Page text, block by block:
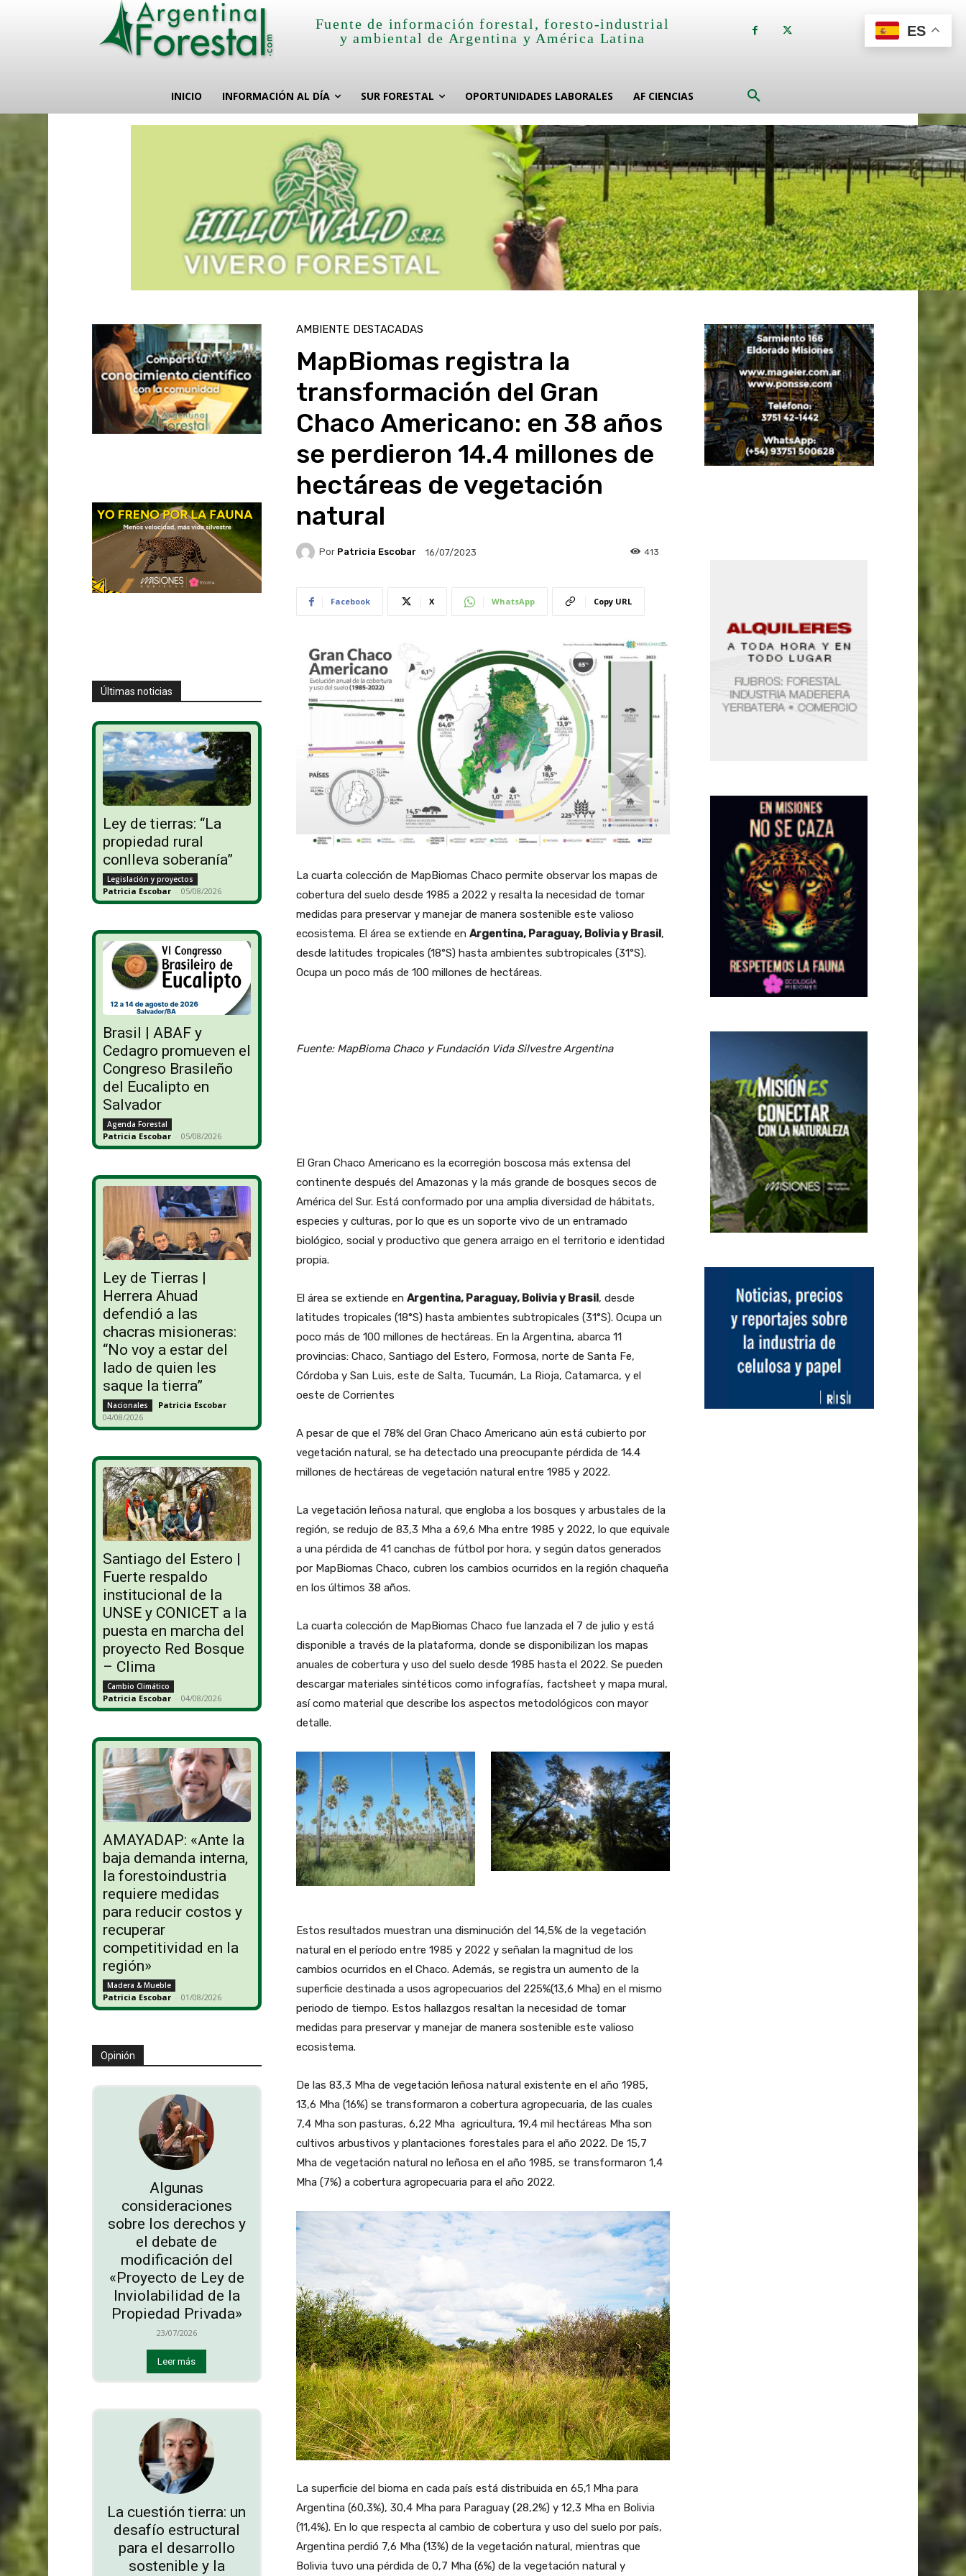
Fuente de información forestal, foresto-industrial
y ambiental de Argentina y América Latina
INICIO INFORMACIÓN AL DÍA SUR FORESTAL OPORTUNIDADES LABORALES AF CIENCIAS
Últimas noticias
Ley de tierras: “La
propiedad rural
conlleva soberanía”
Legislación y proyectos
Patricia Escobar - 05/08/2026
Brasil | ABAF y
Cedagro promueven el
Congreso Brasileño
del Eucalipto en
Salvador
Agenda Forestal
Patricia Escobar - 05/08/2026
Ley de Tierras |
Herrera Ahuad
defendió a las
chacras misioneras:
“No voy a estar del
lado de quien les
saque la tierra”
Nacionales Patricia Escobar -
04/08/2026
Santiago del Estero |
Fuerte respaldo
institucional de la
UNSE y CONICET a la
puesta en marcha del
proyecto Red Bosque
– Clima
Cambio Climático
Patricia Escobar - 04/08/2026
AMAYADAP: «Ante la
baja demanda interna,
la forestoindustria
requiere medidas
para reducir costos y
recuperar
competitividad en la
región»
Madera & Mueble
Patricia Escobar - 01/08/2026
Opinión
Algunas
consideraciones
sobre los derechos y
el debate de
modificación del
«Proyecto de Ley de
Inviolabilidad de la
Propiedad Privada»
23/07/2026
Leer más
La cuestión tierra: un
desafío estructural
para el desarrollo
sostenible y la
AMBIENTE DESTACADAS
MapBiomas registra la
transformación del Gran
Chaco Americano: en 38 años
se perdieron 14.4 millones de
hectáreas de vegetación
natural
Por Patricia Escobar 16/07/2023 413
Facebook X WhatsApp Copy URL
La cuarta colección de MapBiomas Chaco permite observar los mapas de
cobertura del suelo desde 1985 a 2022 y resalta la necesidad de tomar
medidas para preservar y manejar de manera sostenible este valioso
ecosistema. El área se extiende en Argentina, Paraguay, Bolivia y Brasil,
desde latitudes tropicales (18°S) hasta ambientes subtropicales (31°S).
Ocupa un poco más de 100 millones de hectáreas.
Fuente: MapBioma Chaco y Fundación Vida Silvestre Argentina
El Gran Chaco Americano es la ecorregión boscosa más extensa del
continente después del Amazonas y la más grande de bosques secos de
América del Sur. Está conformado por una amplia diversidad de hábitats,
especies y culturas, por lo que es un soporte vivo de un entramado
biológico, social y productivo que genera arraigo en el territorio e identidad
propia.
El área se extiende en Argentina, Paraguay, Bolivia y Brasil, desde
latitudes tropicales (18°S) hasta ambientes subtropicales (31°S). Ocupa un
poco más de 100 millones de hectáreas. En la Argentina, abarca 11
provincias: Chaco, Santiago del Estero, Formosa, norte de Santa Fe,
Córdoba y San Luis, este de Salta, Tucumán, La Rioja, Catamarca, y el
oeste de Corrientes
A pesar de que el 78% del Gran Chaco Americano aún está cubierto por
vegetación natural, se ha detectado una preocupante pérdida de 14.4
millones de hectáreas de vegetación natural entre 1985 y 2022.
La vegetación leñosa natural, que engloba a los bosques y arbustales de la
región, se redujo de 83,3 Mha a 69,6 Mha entre 1985 y 2022, lo que equivale
a una pérdida de 41 canchas de fútbol por hora, y según datos generados
por MapBiomas Chaco, cubren los cambios ocurridos en la región chaqueña
en los últimos 38 años.
La cuarta colección de MapBiomas Chaco fue lanzada el 7 de julio y está
disponible a través de la plataforma, donde se disponibilizan los mapas
anuales de cobertura y uso del suelo desde 1985 hasta el 2022. Se pueden
descargar materiales sintéticos como infografías, factsheet y mapa mural,
así como material que describe los aspectos metodológicos con mayor
detalle.
Estos resultados muestran una disminución del 14,5% de la vegetación
natural en el período entre 1985 y 2022 y señalan la magnitud de los
cambios ocurridos en el Chaco. Además, se registra un aumento de la
superficie destinada a usos agropecuarios del 225%(13,6 Mha) en el mismo
periodo de tiempo. Estos hallazgos resaltan la necesidad de tomar
medidas para preservar y manejar de manera sostenible este valioso
ecosistema.
De las 83,3 Mha de vegetación leñosa natural existente en el año 1985,
13,6 Mha (16%) se transformaron a cobertura agropecuaria, de las cuales
7,4 Mha son pasturas, 6,22 Mha agricultura, 19,4 mil hectáreas Mha son
cultivos arbustivos y plantaciones forestales para el año 2022. De 15,7
Mha de vegetación natural no leñosa en el año 1985, se transformaron 1,4
Mha (7%) a cobertura agropecuaria para el año 2022.
La superficie del bioma en cada país está distribuida en 65,1 Mha para
Argentina (60,3%), 30,4 Mha para Paraguay (28,2%) y 12,3 Mha en Bolivia
(11,4%). En lo que respecta al cambio de cobertura y uso del suelo por país,
Argentina perdió 7,6 Mha (13%) de la vegetación natural, mientras que
Bolivia tuvo una pérdida de 0,7 Mha (6%) de la vegetación natural y
ES